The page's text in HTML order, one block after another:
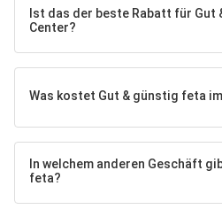
Ist das der beste Rabatt für Gut
Center?
Was kostet Gut & günstig feta
In welchem anderen Geschäft
feta?